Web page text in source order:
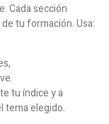
Cada sección
tu formación. Usa:
tu índice y a
tema elegido.